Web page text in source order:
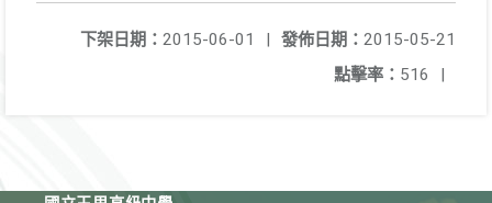
發佈日期： 2015-05-21
下架日期： 2015-06-01
|
點擊率： 516 |